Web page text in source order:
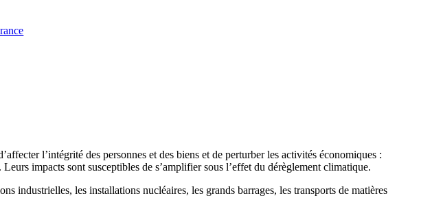
l’intégrité des personnes et des biens et de perturber les activités économiques :
impacts sont susceptibles de s’amplifier sous l’effet du dérèglement climatique.
industrielles, les installations nucléaires, les grands barrages, les transports de matières